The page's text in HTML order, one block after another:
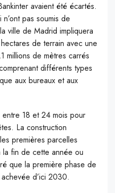
avaient été écartés.
pas soumis de
ville de Madrid impliquera
de terrain avec une
millions de mètres carrés
différents types
aux bureaux et aux
entre 18 et 24 mois pour
La construction
premières parcelles
la fin de cette année ou
que la première phase de
d’ici 2030.